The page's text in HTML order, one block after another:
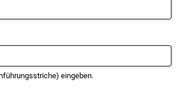
eingeben.